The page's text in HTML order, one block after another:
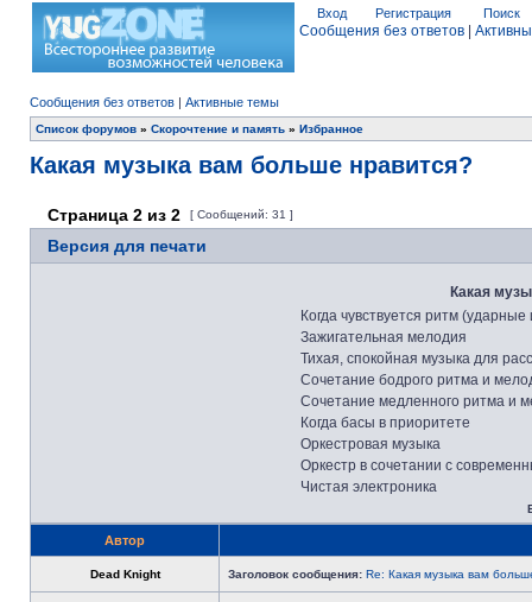
Вход Регистрация Поиск
Сообщения без ответов
Сообщения без ответов | Активные темы
Список форумов » Скорочтение и память » Избранное
Какая музыка вам больше нравится?
Страница 2 из 2 [ Сообщений: 31 ]
Версия для печати
Какая
Когда чувствуется ритм
Зажигательная мелодия
Тихая, спокойная музыка для
Сочетание бодрого ритма и
Сочетание медленного ритма и
Когда басы в приоритете
Оркестровая музыка
Оркестр в сочетании с
Чистая электроника
Автор
Dead Knight Заголовок сообщения: Re: Какая музыка вам